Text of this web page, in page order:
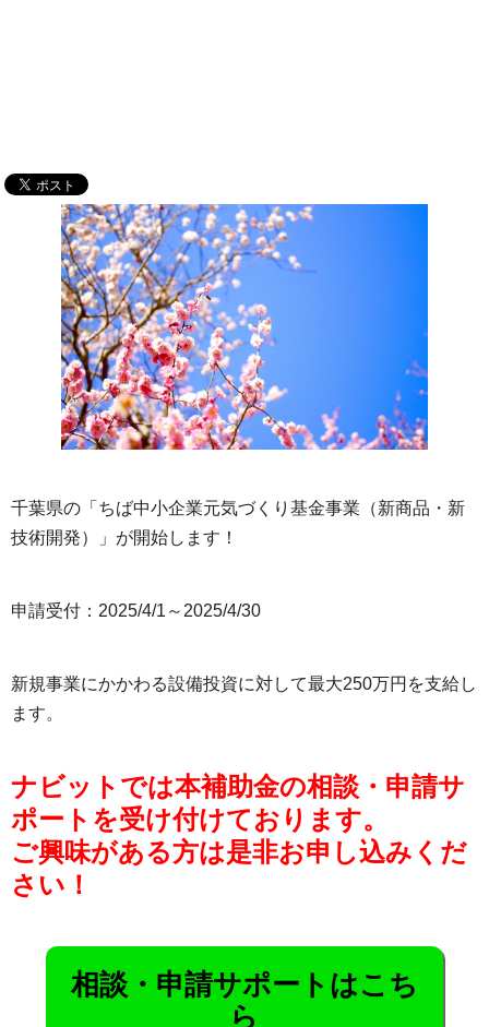
千葉県の「ちば中小企業元気づくり基金事業（新商品・新
技術開発）」が開始します！
申請受付：2025/4/1～2025/4/30
新規事業にかかわる設備投資に対して最大250万円を支給し
ます。
ナビットでは本補助金の相談・申請サ
ポートを受け付けております。
ご興味がある方は是非お申し込みくだ
さい！
相談・申請サポートはこち
ら